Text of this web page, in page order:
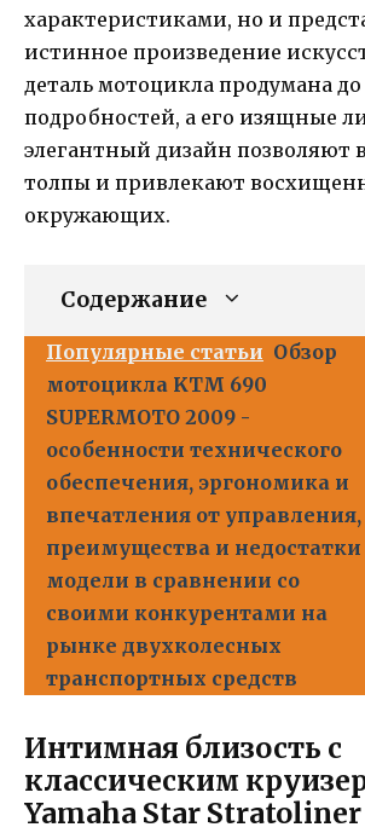
характеристиками, но и
истинное произведение
деталь мотоцикла продумана
подробностей, а его изящные
элегантный дизайн позволяют
толпы и привлекают
окружающих.
Содержание
Популярные статьи Обзор
мотоцикла KTM 690
SUPERMOTO 2009 -
особенности технического
обеспечения, эргономика и
впечатления от управления,
преимущества и недостатки
модели в сравнении со
своими конкурентами на
рынке двухколесных
транспортных средств
Интимная близость с
классическим
Yamaha Star Stratoliner